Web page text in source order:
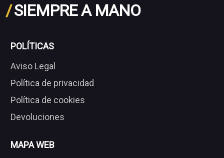
/SIEMPRE A MANO
POLÍTICAS
Aviso Legal
Política de privacidad
Política de cookies
Devoluciones
MAPA WEB